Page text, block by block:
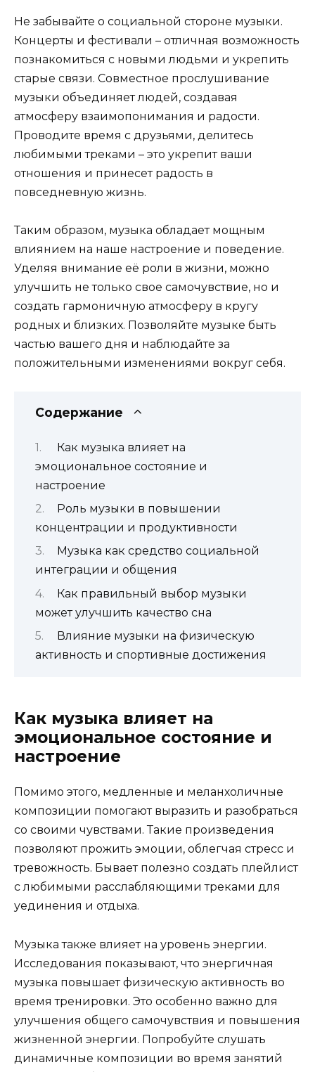
Не забывайте о социальной стороне музыки.
Концерты и фестивали – отличная возможность
познакомиться с новыми людьми и укрепить
старые связи. Совместное прослушивание
музыки объединяет людей, создавая
атмосферу взаимопонимания и радости.
Проводите время с друзьями, делитесь
любимыми треками – это укрепит ваши
отношения и принесет радость в
повседневную жизнь.
Таким образом, музыка обладает мощным
влиянием на наше настроение и поведение.
Уделяя внимание её роли в жизни, можно
улучшить не только свое самочувствие, но и
создать гармоничную атмосферу в кругу
родных и близких. Позволяйте музыке быть
частью вашего дня и наблюдайте за
положительными изменениями вокруг себя.
Содержание
Как музыка влияет на
эмоциональное состояние и
настроение
Роль музыки в повышении
концентрации и продуктивности
Музыка как средство социальной
интеграции и общения
Как правильный выбор музыки
может улучшить качество сна
Влияние музыки на физическую
активность и спортивные достижения
Как музыка влияет на
эмоциональное состояние и
настроение
Помимо этого, медленные и меланхоличные
композиции помогают выразить и разобраться
со своими чувствами. Такие произведения
позволяют прожить эмоции, облегчая стресс и
тревожность. Бывает полезно создать плейлист
с любимыми расслабляющими треками для
уединения и отдыха.
Музыка также влияет на уровень энергии.
Исследования показывают, что энергичная
музыка повышает физическую активность во
время тренировки. Это особенно важно для
улучшения общего самочувствия и повышения
жизненной энергии. Попробуйте слушать
динамичные композиции во время занятий